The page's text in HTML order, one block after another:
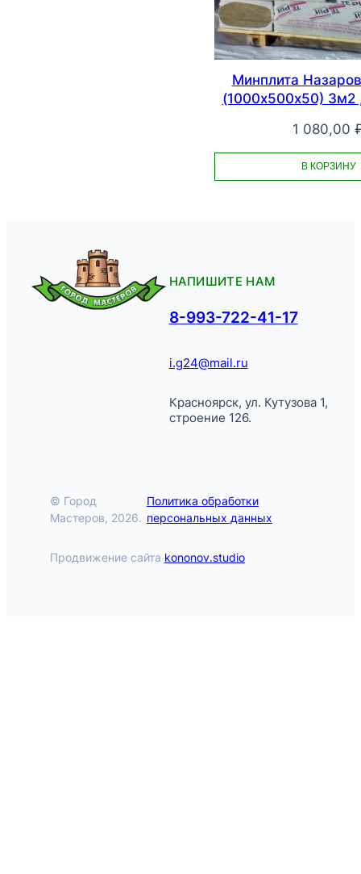
Минплита
(1000х500х50) 3м2
1 080,00
В КОРЗИНУ
НАПИШИТЕ НАМ
8-993-722-41-17
i.g24@mail.ru
Красноярск, ул. Кутузова 1,
строение 126.
© Город
Мастеров, 2026.
Политика обработки
персональных данных
Продвижение сайта kononov.studio